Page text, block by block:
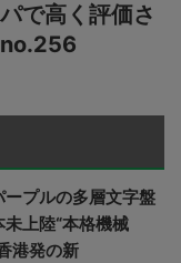
で高く評価さ
ープルの多層文字盤
上陸“本格機械
港発の新